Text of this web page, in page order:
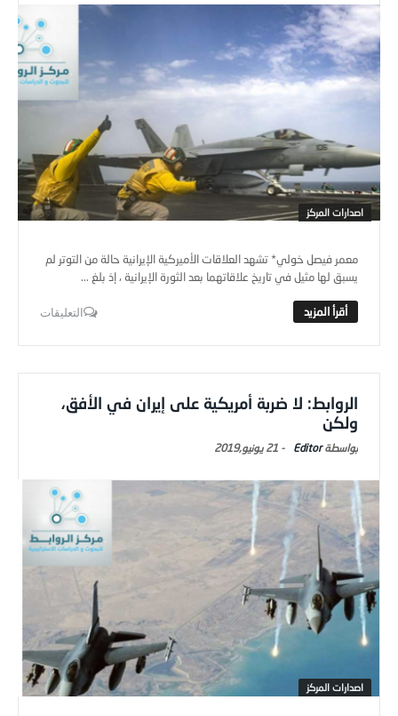
اصدارات المركز
معمر فيصل خولي* تشهد العلاقات الأميركية الإيرانية حالة من التوتر لم
يسبق لها مثيل في تاريخ علاقاتهما بعد الثورة الإيرانية ، إذ بلغ ...
التعليقات
الروابط: لا ضربة أمريكية على إيران في الأفق،
ولكن
Editor
- 21 يونيو,2019
اصدارات المركز